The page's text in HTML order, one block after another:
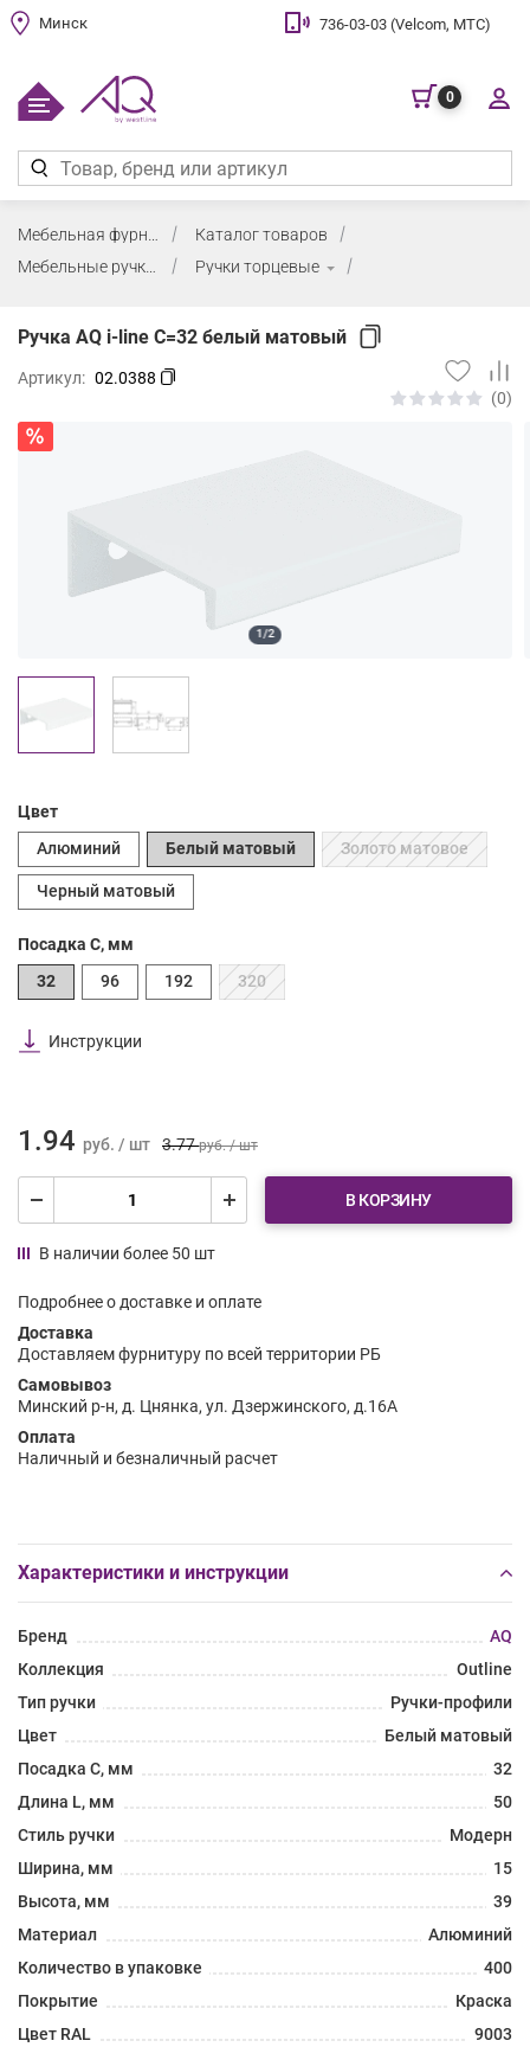
Минск 736-03-03 (Velcom, МТС)
0
Каталог товаров
Мебельные ручки
Ручки торцевые
Ручка AQ i-line С=32 белый матовый
Артикул: 02.0388
(0)
1/2
Цвет
Алюминий
Белый матовый Золото матовое
Черный матовый
Посадка C, мм
32
96 192 320
Инструкции
1.94 руб. / шт 3.77руб. / шт
В КОРЗИНУ
В наличии более 50 шт
Подробнее о доставке и оплате
Доставка
Доставляем фурнитуру по всей территории РБ
Самовывоз
Минский р-н, д. Цнянка, ул. Дзержинского, д.16А
Оплата
Наличный и безналичный расчет
Характеристики и инструкции
Бренд
AQ
Коллекция
Outline
Тип ручки
Ручки-профили
Цвет
Белый матовый
Посадка C, мм
32
Длина L, мм
50
Стиль ручки
Модерн
Ширина, мм
15
Высота, мм
39
Материал
Алюминий
Количество в упаковке
400
Покрытие
Краска
Цвет RAL
9003